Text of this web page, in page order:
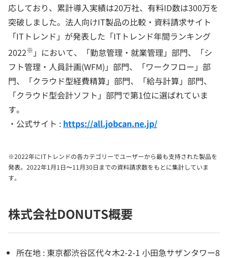
応しており、累計導入実績は20万社、有料ID数は300万を
突破しました。法人向けIT製品の比較・資料請求サイト
「ITトレンド」が発表した「ITトレンド年間ランキング
2022※ 」において、「勤怠管理・就業管理」部門、「シ
フト管理・人員計画(WFM)」部門、「ワークフロー」部
門、「クラウド型経費精算」部門、「給与計算」部門、
「クラウド型会計ソフト」部門で第1位に選ばれていま
す。
・公式サイト : https://all.jobcan.ne.jp/
※2022年にITトレンドの各カテゴリーでユーザーから最も支持された製品を
発表。2022年1月1日〜11月30日までの資料請求数をもとに集計していま
す。
株式会社DONUTS概要
所在地 : 東京都渋谷区代々木2-2-1 小田急サザンタワー8